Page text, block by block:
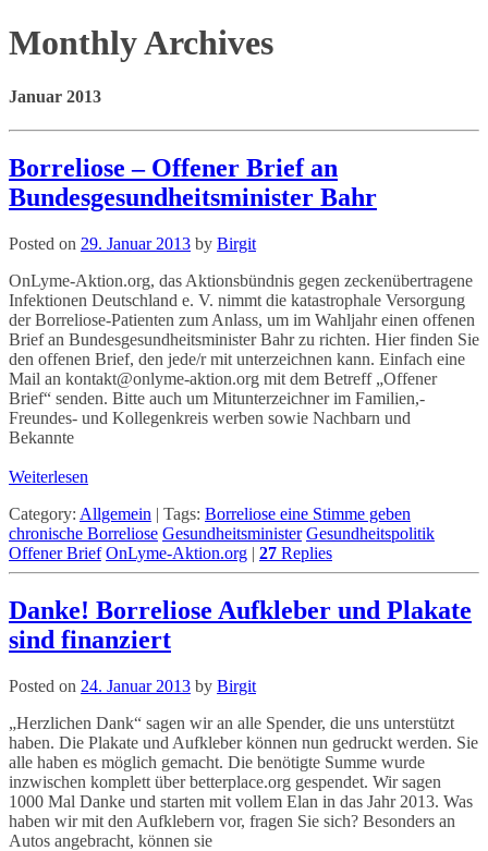
Monthly Archives
Januar 2013
Borreliose – Offener Brief an
Bundesgesundheitsminister Bahr
Posted on 29. Januar 2013 by Birgit
OnLyme-Aktion.org, das Aktionsbündnis gegen zeckenübertragene
Infektionen Deutschland e. V. nimmt die katastrophale Versorgung
der Borreliose-Patienten zum Anlass, um im Wahljahr einen offenen
Brief an Bundesgesundheitsminister Bahr zu richten. Hier finden Sie
den offenen Brief, den jede/r mit unterzeichnen kann. Einfach eine
Mail an kontakt@onlyme-aktion.org mit dem Betreff „Offener
Brief“ senden. Bitte auch um Mitunterzeichner im Familien,-
Freundes- und Kollegenkreis werben sowie Nachbarn und
Bekannte
Weiterlesen
Category: Allgemein | Tags: Borreliose eine Stimme geben
chronische Borreliose Gesundheitsminister Gesundheitspolitik
Offener Brief OnLyme-Aktion.org | 27 Replies
Danke! Borreliose Aufkleber und Plakate
sind finanziert
Posted on 24. Januar 2013 by Birgit
„Herzlichen Dank“ sagen wir an alle Spender, die uns unterstützt
haben. Die Plakate und Aufkleber können nun gedruckt werden. Sie
alle haben es möglich gemacht. Die benötigte Summe wurde
inzwischen komplett über betterplace.org gespendet. Wir sagen
1000 Mal Danke und starten mit vollem Elan in das Jahr 2013. Was
haben wir mit den Aufklebern vor, fragen Sie sich? Besonders an
Autos angebracht, können sie